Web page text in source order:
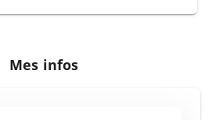
Mes infos